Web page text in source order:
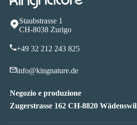
Staubstrasse 1
CH-8038 Zurigo
+49 32 212 243 825
info@kingnature.de
Negozio e produzione
Zugerstrasse 162 CH-8820 Wädenswil